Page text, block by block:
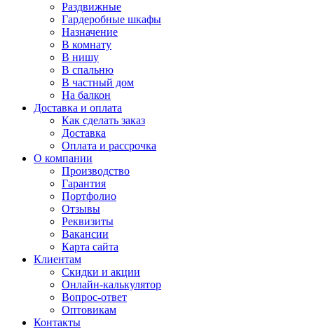
Раздвижные
Гардеробные шкафы
Назначение
В комнату
В нишу
В спальню
В частный дом
На балкон
Доставка и оплата
Как сделать заказ
Доставка
Оплата и рассрочка
О компании
Производство
Гарантия
Портфолио
Отзывы
Реквизиты
Вакансии
Карта сайта
Клиентам
Скидки и акции
Онлайн-калькулятор
Вопрос-ответ
Оптовикам
Контакты